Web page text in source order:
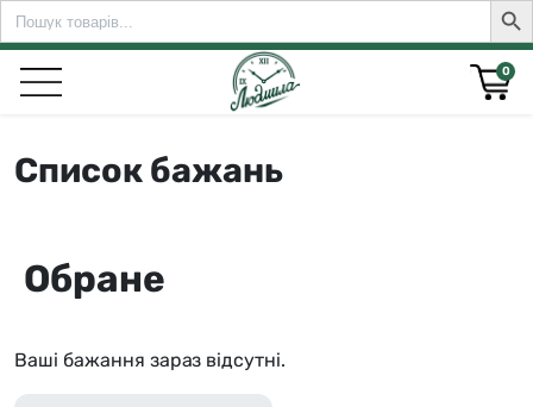
Search
for:
0
Список бажань
Обране
Ваші бажання зараз відсутні.